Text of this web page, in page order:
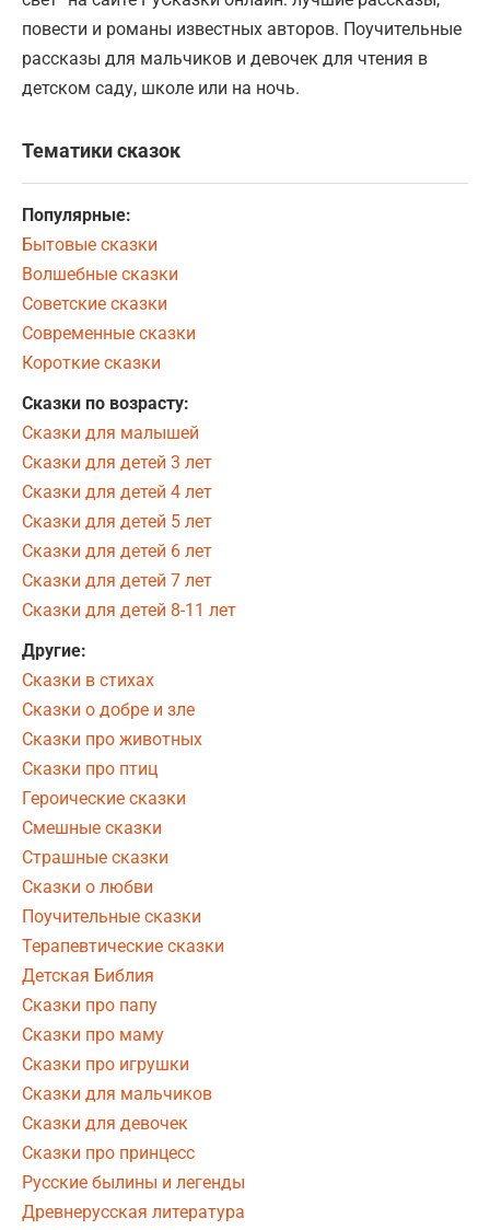
повести и романы известных авторов. Поучительные
рассказы для мальчиков и девочек для чтения в
детском саду, школе или на ночь.
Тематики сказок
Популярные:
Бытовые сказки
Волшебные сказки
Советские сказки
Современные сказки
Короткие сказки
Сказки по возрасту:
Сказки для малышей
Сказки для детей 3 лет
Сказки для детей 4 лет
Сказки для детей 5 лет
Сказки для детей 6 лет
Сказки для детей 7 лет
Сказки для детей 8-11 лет
Другие:
Сказки в стихах
Сказки о добре и зле
Сказки про животных
Сказки про птиц
Героические сказки
Смешные сказки
Страшные сказки
Сказки о любви
Поучительные сказки
Терапевтические сказки
Детская Библия
Сказки про папу
Сказки про маму
Сказки про игрушки
Сказки для мальчиков
Сказки для девочек
Сказки про принцесс
Русские былины и легенды
Древнерусская литература